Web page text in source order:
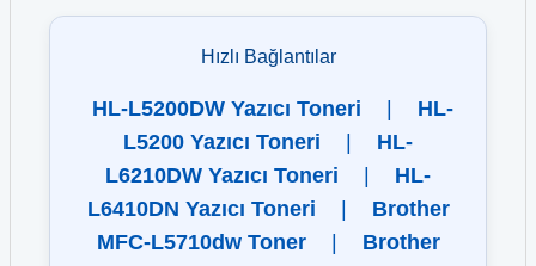
Hızlı Bağlantılar
HL-L5200DW Yazıcı Toneri
HL-
L5200 Yazıcı Toneri
HL-
L6210DW Yazıcı Toneri
HL-
L6410DN Yazıcı Toneri
Brother
MFC-L5710dw Toner
Brother